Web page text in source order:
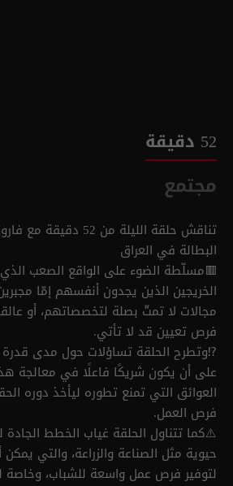
52 دقيقة
مجتمع
تناقش حلقة الليلة من 52
البطالة في العراق
🟥مسلّطة الضوء على الواقع الصعب
الخريجين الذين يجدون أنفسهم إمّا
مجالات لا تمتّ بصلة لتخصصاتهم، أو
فرص تعيين قد لا تأتي.
⁉️وتطرح الحلقة تساؤلات حول مدى قدرة
على أن يكون شريكًا فاعلًا في معالجة
العوائق التي تمنع تطوره ليأخذ دوره
فرص العمل.
⚠️كما تتناول الحلقة غياب الخطط
حيوية مثل الصناعة والزراعة، والتي
لتوفير فرص عمل واسعة للشباب، وخاصة